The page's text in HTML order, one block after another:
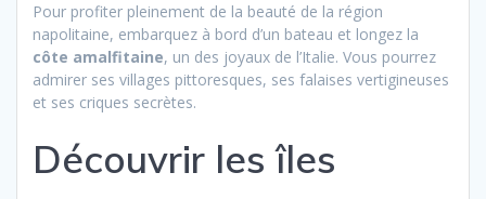
Pour profiter pleinement de la beauté de la région
napolitaine, embarquez à bord d’un bateau et longez la
côte amalfitaine, un des joyaux de l’Italie. Vous pourrez
admirer ses villages pittoresques, ses falaises vertigineuses
et ses criques secrètes.
Découvrir les îles